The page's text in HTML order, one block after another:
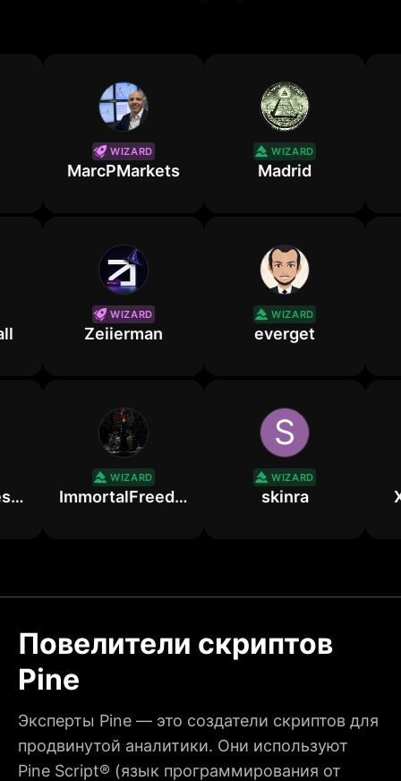
WIZARD
MarcPMarkets
WIZARD
Madrid
WIZARD
Zeiierman
WIZARD
everget
TechniTrader
WIZARD
ImmortalFreedom
WIZARD
skinra
Повелители скриптов
Pine
Эксперты Pine — это создатели скриптов для
продвинутой аналитики. Они используют
Pine Script® (язык программирования от